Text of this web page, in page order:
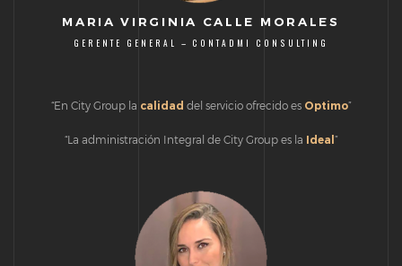
MARIA VIRGINIA CALLE MORALES
GERENTE GENERAL – CONTADMI CONSULTING
“En City Group la calidad del servicio ofrecido es Optimo”
“La administración Integral de City Group es la Ideal ”